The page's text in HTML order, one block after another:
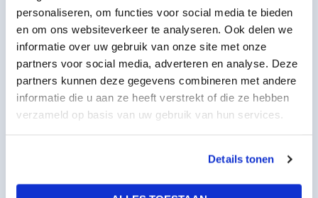
personaliseren, om functies voor social media te bieden
en om ons websiteverkeer te analyseren. Ook delen we
informatie over uw gebruik van onze site met onze
partners voor social media, adverteren en analyse. Deze
partners kunnen deze gegevens combineren met andere
informatie die u aan ze heeft verstrekt of die ze hebben
verzameld op basis van uw gebruik van hun services.
Details tonen
3,51per stukincl BTW